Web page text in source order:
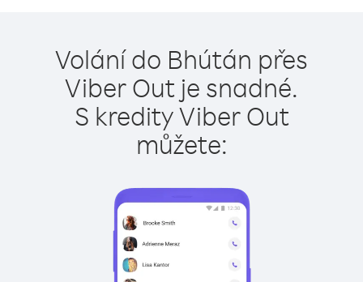
Volání do Bhútán přes
Viber Out je snadné.
S kredity Viber Out
můžete: